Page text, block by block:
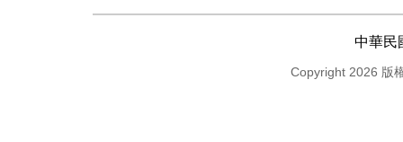
中華民
Copyright 2026 版